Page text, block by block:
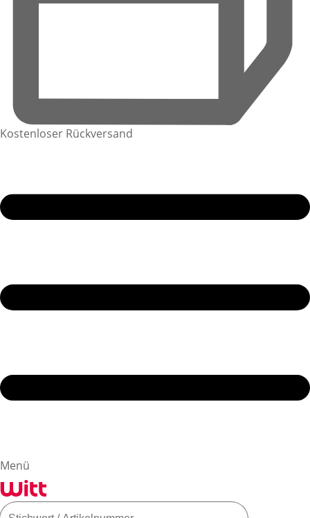
Kostenloser Rückversand
Menü